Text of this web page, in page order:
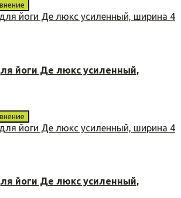
йоги Де люкс усиленный,
йоги Де люкс усиленный,